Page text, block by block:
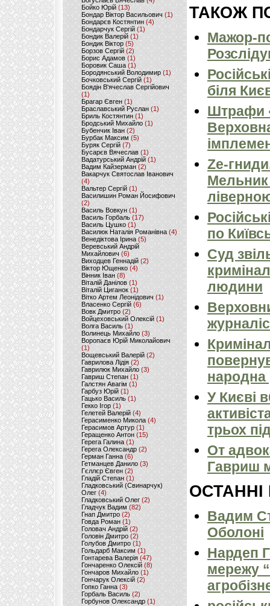
Бойко Юрій (13)
Бондар Віктор Васильович (1)
Бондарєв Костянтин (4)
Бондарчук Сергій(1)
Бондик Валерій (1)
Бондик Віктор(5)
Борзов Сергiй (2)
Борис Адамов(1)
Боровик Саша (1)
Бородянський Володимир (1)
Бочковський Сергій (1)
Боядін В'ячеслав Сергійович
(1)
Брагар Євген (1)
Браславський Руслан (1)
Бриль Костянтин (1)
Бродський Михайло (1)
Бубенчик Іван(2)
Бурбак Максим (5)
Буряк Сергій (7)
Бусарєв Вячеслав (1)
Вадатурський Андрій (1)
Вадим Кайзерман (2)
Вакарчук Святослав Іванович
(4)
Вальтер Сергій (1)
Василишин Роман Йосифович
(2)
Василь Вовкун (1)
Василь Горбаль (17)
Василь Цушко (1)
Василюк Наталія Романівна (4)
Венедіктова Ірина(5)
Веревський Андрій
Михайлович (6)
Виходцев Геннадій (2)
Віктор Ющенко (4)
Вінник Іван (8)
Віталій Данілов (1)
Віталій Циганок (1)
Вітко Артем Леонідович(1)
Власенко Сергій (6)
Вовк Дмитро(2)
Войцеховський Олексій(1)
Волга Василь (1)
Волинець Михайло (3)
Воропаєв Юрій Миколайович
(1)
Вощевський Валерій(2)
Гаврилова Лідія (2)
Гаврилюк Михайло (3)
Гавриш Степан (1)
Галстян Авагім (1)
Гарбуз Юрій (1)
Гацько Василь (1)
Гекко Ігор(1)
Гелетей Валерій (4)
Герасименко Микола (4)
Герасимов Артур (1)
Геращенко Антон(15)
Герега Галина (1)
Герега Олександр (2)
Герман Ганна (6)
Гетманцев Данило (3)
Гєллєр Євген (2)
Гладій Степан(1)
Гладковський (Свинарчук)
Олег (4)
Гладковський Олег (2)
Гладчук Вадим (82)
Гнап Дмитро (2)
Говда Роман(1)
Головач Андрій (2)
Головін Дмитро (2)
Голубов Дмитро (1)
Гольдарб Максим(1)
Гонтарева Валерія (47)
Гончаренко Олексій(8)
Гончаров Михайло (1)
Гончарук Олексій (2)
Гопко Ганна (3)
Горбаль Василь (2)
Горбунов Олександр (1)
ТАКОЖ
Мажор-
біля
Штрафи
Ze-
по
Суд
людини
народна
У Києві
трьох
От
Гавриш
ОСТАННІ
Вадим
Оболоні
Нардеп
мережу